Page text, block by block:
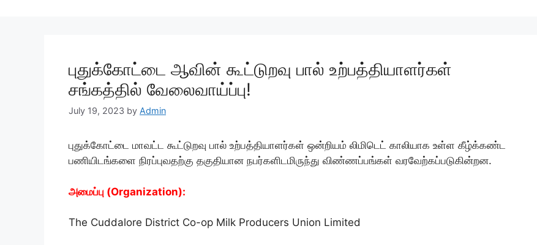
புதுக்கோட்டை ஆவின் கூட்டுறவு பால் உற்பத்தியாளர்கள்
சங்கத்தில் வேலைவாய்ப்பு!
July 19, 2023 by Admin
புதுக்கோட்டை மாவட்ட கூட்டுறவு பால் உற்பத்தியாளர்கள் ஒன்றியம் லிமிடெட் காலியாக உள்ள கீழ்க்கண்ட
பணியிடங்களை நிரப்புவதற்கு தகுதியான நபர்களிடமிருந்து விண்ணப்பங்கள் வரவேற்கப்படுகின்றன.
அமைப்பு (Organization):
The Cuddalore District Co-op Milk Producers Union Limited